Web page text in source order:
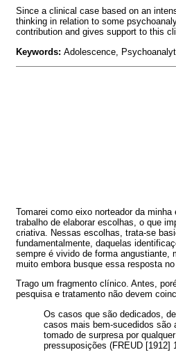
Since a clinical case based on an
thinking in relation to some
contribution and gives support to this
Keywords: Adolescence,
Tomarei como eixo norteador da
trabalho de elaborar escolhas, o que
criativa. Nessas escolhas, trata-se
fundamentalmente, daquelas
sempre é vivido de forma angustiante,
muito embora busque essa resposta no
Trago um fragmento clínico. Antes,
pesquisa e tratamento não devem
Os casos que são dedicados,
casos mais bem-sucedidos são
tomado de surpresa por
pressuposições (FREUD [1912]